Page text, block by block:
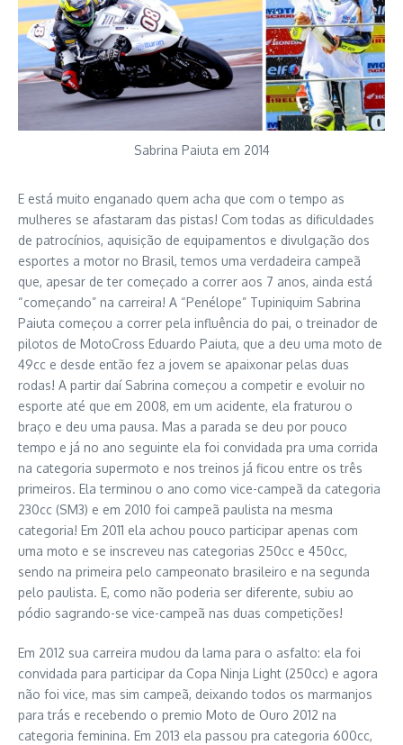
Sabrina Paiuta em 2014
E está muito enganado quem acha que com o tempo as
mulheres se afastaram das pistas! Com todas as dificuldades
de patrocínios, aquisição de equipamentos e divulgação dos
esportes a motor no Brasil, temos uma verdadeira campeã
que, apesar de ter começado a correr aos 7 anos, ainda está
“começando” na carreira! A “Penélope” Tupiniquim Sabrina
Paiuta começou a correr pela influência do pai, o treinador de
pilotos de MotoCross Eduardo Paiuta, que a deu uma moto de
49cc e desde então fez a jovem se apaixonar pelas duas
rodas! A partir daí Sabrina começou a competir e evoluir no
esporte até que em 2008, em um acidente, ela fraturou o
braço e deu uma pausa. Mas a parada se deu por pouco
tempo e já no ano seguinte ela foi convidada pra uma corrida
na categoria supermoto e nos treinos já ficou entre os três
primeiros. Ela terminou o ano como vice-campeã da categoria
230cc (SM3) e em 2010 foi campeã paulista na mesma
categoria! Em 2011 ela achou pouco participar apenas com
uma moto e se inscreveu nas categorias 250cc e 450cc,
sendo na primeira pelo campeonato brasileiro e na segunda
pelo paulista. E, como não poderia ser diferente, subiu ao
pódio sagrando-se vice-campeã nas duas competições!
Em 2012 sua carreira mudou da lama para o asfalto: ela foi
convidada para participar da Copa Ninja Light (250cc) e agora
não foi vice, mas sim campeã, deixando todos os marmanjos
para trás e recebendo o premio Moto de Ouro 2012 na
categoria feminina. Em 2013 ela passou pra categoria 600cc,